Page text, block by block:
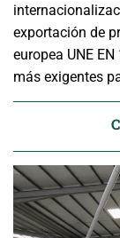
exportación de
europea UNE
más exigentes